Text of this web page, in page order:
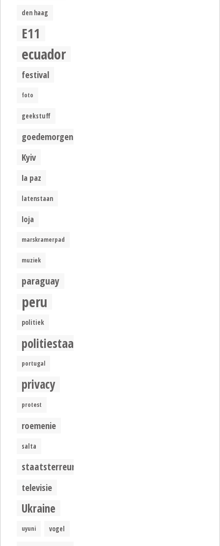
den haag
E11
ecuador
festival
foto
geekstuff
goedemorgen
Kyiv
la paz
latenstaan
loja
marskramerpad
muziek
paraguay
peru
politiek
politiestaat
portugal
privacy
protest
roemenie
salta
staatsterreur
televisie
Ukraine
uyuni vogel